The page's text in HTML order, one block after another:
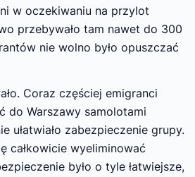
w oczekiwaniu na przylot
przebywało tam nawet do 300
nie wolno było opuszczać
Coraz częściej emigranci
do Warszawy samolotami
ułatwiało zabezpieczenie grupy.
całkowicie wyeliminować
było o tyle łatwiejsze,